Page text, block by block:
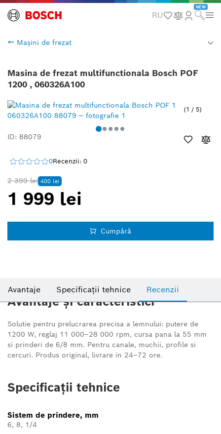
RU
NEW
Mașini de frezat
Masina de frezat multifunctionala Bosch POF
1200 , 060326A100
1 / 5
ID: 88079
0Recenzii: 0
2 399 lei 400 lei
1 999 lei
Cumpără
Avantaje Specificații tehnice Recenzii
Avantaje și caracteristici
Solutie pentru prelucrarea precisa a lemnului: putere de
1200 W, reglaj 11 000–28 000 rpm, cursa pana la 55 mm
si prinderi de 6/8 mm. Pentru canale, muchii, profile si
cercuri. Produs original, livrare in 24–72 ore.
Specificații tehnice
Sistem de prindere, mm
6, 8, 1/4